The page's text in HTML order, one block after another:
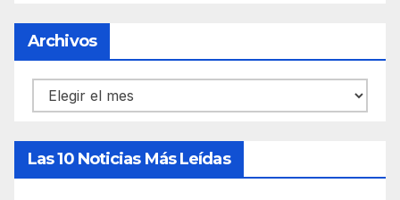
Archivos
Archivos
Las 10 Noticias Más Leídas